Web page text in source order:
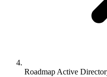
Roadmap Active